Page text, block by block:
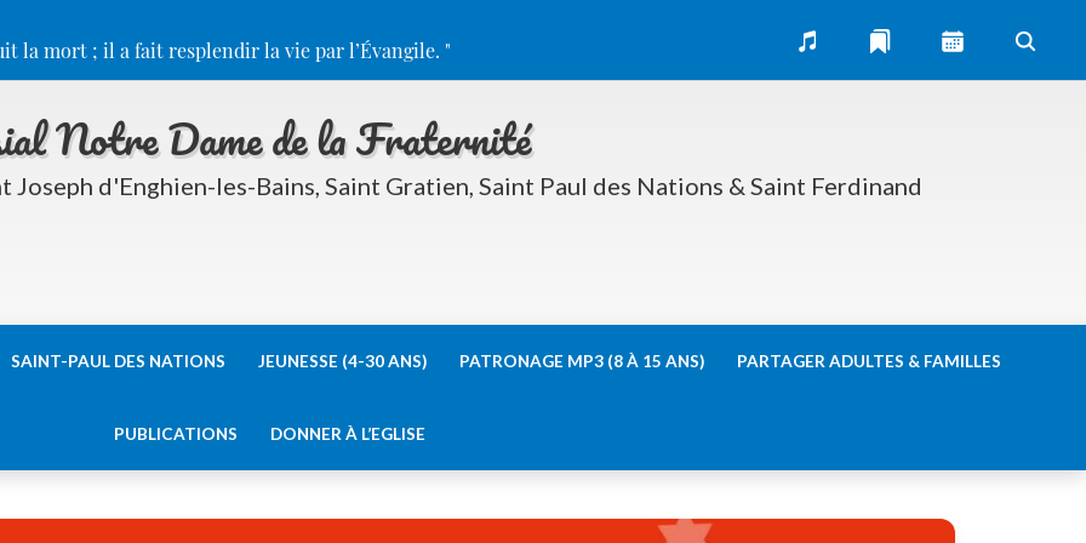
NDF
la mort ; il a fait resplendir la vie par l’Évangile.
Notre Dame de la Fraternité
Joseph d'Enghien-les-Bains, Saint Gratien, Saint Paul des Nations & Saint Ferdinand
SAINT-PAUL DES NATIONS JEUNESSE (4-30 ANS) PATRONAGE MP3 (8 À 15 ANS) PARTAGER ADULTES & FAMILLES
PUBLICATIONS DONNER À L’EGLISE